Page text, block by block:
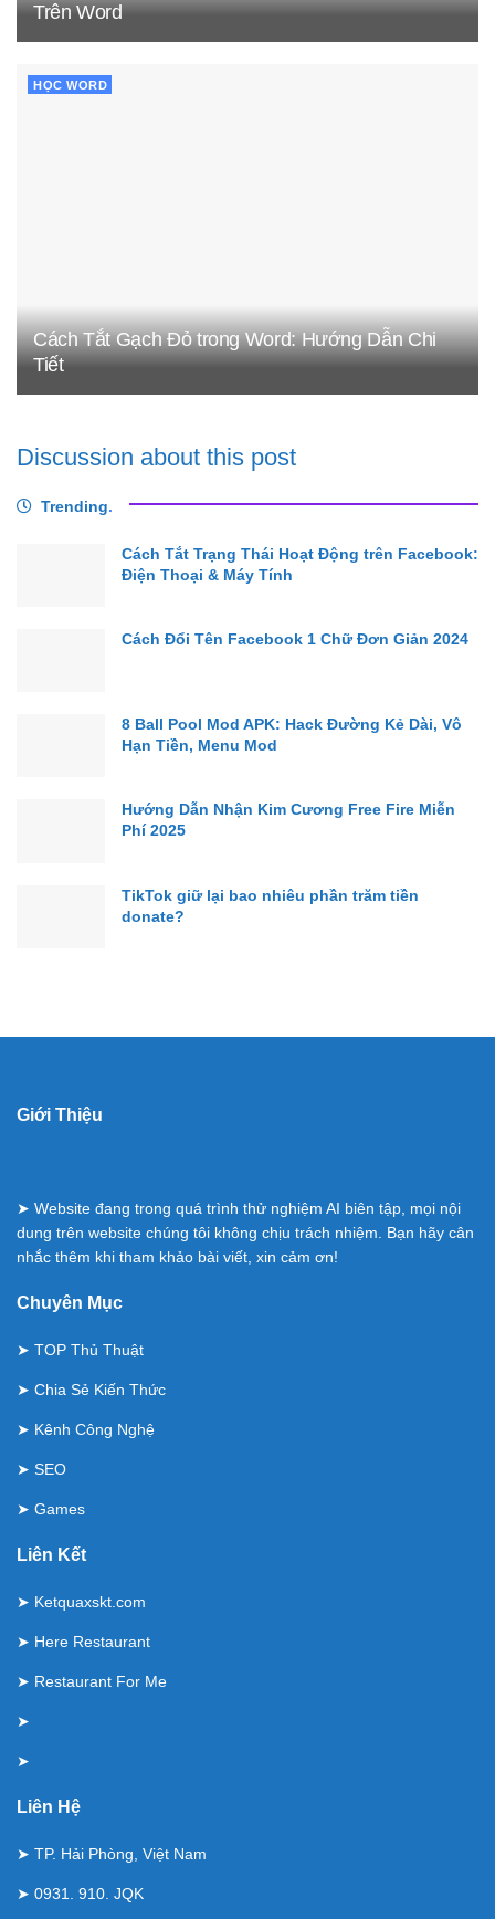
Trên Word
HỌC WORD
Cách Tắt Gạch Đỏ trong Word: Hướng Dẫn Chi
Tiết
Discussion about this post
Trending.
Cách Tắt Trạng Thái Hoạt Động trên Facebook:
Điện Thoại & Máy Tính
Cách Đổi Tên Facebook 1 Chữ Đơn Giản 2024
8 Ball Pool Mod APK: Hack Đường Kẻ Dài, Vô
Hạn Tiền, Menu Mod
Hướng Dẫn Nhận Kim Cương Free Fire Miễn
Phí 2025
TikTok giữ lại bao nhiêu phần trăm tiền
donate?
Giới Thiệu
➤ Website đang trong quá trình thử nghiệm AI biên tập, mọi nội
dung trên website chúng tôi không chịu trách nhiệm. Bạn hãy cân
nhắc thêm khi tham khảo bài viết, xin cảm ơn!
Chuyên Mục
➤ TOP Thủ Thuật
➤ Chia Sẻ Kiến Thức
➤ Kênh Công Nghệ
➤ SEO
➤ Games
Liên Kết
➤ Ketquaxskt.com
➤ Here Restaurant
➤ Restaurant For Me
➤
➤
Liên Hệ
➤ TP. Hải Phòng, Việt Nam
➤ 0931. 910. JQK